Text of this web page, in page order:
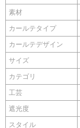
素材
カールテタイプ
カールテデザイン
サイズ
カテゴリ
工芸
遮光度
スタイル